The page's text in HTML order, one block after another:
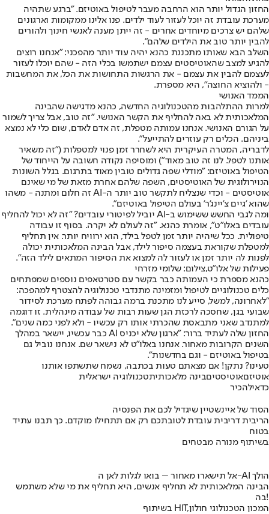
החזון הגדול יותר הוא הרחבה מעבר לטיפול באוטיזם. "ברגע שתהיה
מערכת עובדת זה יוכל לעזור לעוד ילדים. פנו אלינו ממקומות וארגונים
שלהם יש צרכים מיוחדים אחרים - זה ייתן מענה לאנשי חינוך ולהורים
להבין יותר טוב את הילדים שלהם".
השלב הבא שאותו מתכננת כהנא יהיה עוד יותר מהפכני: "אנחנו רוצים
להגיע למצב שהאוטיסטים עצמם ישתמשו בכלי הזה - שהם יוכלו לעזור
לעצמם להבין את עצמם - את הרגשות התחושות את הכל, את המחשבות
- ולהוציא החוצה", היא מספרת.
הממד האנושי
למרות ההתלהבות מהטכנולוגיה החדשה, כהנא מדגישה שהבינה
המלאכותית לא באה להחליף את הקשר האנושי. "זה טוב, אבל צריך לשמור
על הגורם האנושי. אנחנו עמותה מטפלת, זה אדם לאדם, שום כלי לא נמצא
ביניהם. הכלים רק עוזרים להתייעל".
לדבריה, המטרה העיקרית היא לשחרר זמן פנוי למטפלות ("זה משאיר
אותנו לטפל. לנו זה טוב מאוד") ומוסיפה נקודה חשובה על הייחוד של
הטיפול באוטיזם: "מודלי שפה גדולים טובין מאוד בתרגום. בגלל השונות
הנוירולוגית של האוטיסטים, השפה שלהם אחרת מזאת של מי שאינם
אוטיסטים - וכדי שנצליח לתקשר טוב יותר ה-AI זה חלום ומתנה - משהו
שהוא 'גיים צ'יינג'ר' בעולם הטיפול באוטיזם".
ומה לגבי החשש ששימוש ב-AI יוביל לפיטורי עובדים? "זה לא יכול להחליף
עובדים באלו"ט", אומרת כהנא. "זה לעולם לא יקרה. בסוף זו עבודה
טיפולית. ככל שיהיה יותר זמן לטפל בילד, הוא ירוויח יותר. אין תחליף
למטפלת שקוראת בעצמה סיפור לילד, אבל הבינה המלאכותית יכולה
לפנות לה יותר זמן או לעזור לה למצוא את הסיפור המתאים לילד הזה".
פעילות של אלו"ט,צילום: שלומי מזרחי
כהנא מספרת כי העמותה כבר בקשר עם סטרטאפים נוספים שמפתחים
כלים טכנולוגיים לטיפול ומזמינה מתנדבי טכנולוגיה להצטרף למהפכה:
"לאחרונה, למשל, סייע לנו מתכנת ברמה גבוהה לפתח מערכת לסידור
שבועי בגן, שחסכה לרכזת הגן שעות רבות של עבודה מינהלית. זו דוגמה
למתנדב שאני מתבאסת שהכרתי אותו רק עכשיו - ולא לפני כמה שנים".
החזון שלה לעתיד ברור: "ארגון שלא יכניס AI כבר עכשיו, יישאר במהלך
השנים הקרובות מאחור. אנחנו באלו"ט לא נישאר שם. אנחנו נוביל גם
בטיפול באוטיזם - וגם בחדשנות".
טעינו? נתקן! אם מצאתם טעות בכתבה, נשמח שתשתפו אותנו
אוטיזםאוטיסטיםבינה מלאכותיתטכנולוגיה ישראלית
כדאילהכיר
הסוד של איינשטיין שיגדיל לכם את הפנסיה
הריבית דריבית עובדת לטובתכם רק אם תתחילו מוקדם. כך תבנו עתיד
בטוח
בשיתוף מנורה מבטחים
אל תישארו מאחור – בואו לגלות לאן ה-AI הולך
הבינה המלאכותית לא תחליף אנשים, היא תחליף את מי שלא משתמש
בה!
בשיתוף HIT,המכון הטכנולוגי חולון